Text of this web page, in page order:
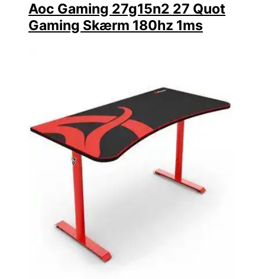
Aoc Gaming 27g15n2 27 Quot
Gaming Skærm 180hz 1ms